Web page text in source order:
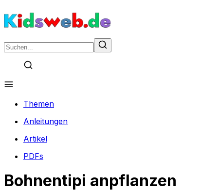
Themen
Anleitungen
Artikel
PDFs
Bohnentipi anpflanzen